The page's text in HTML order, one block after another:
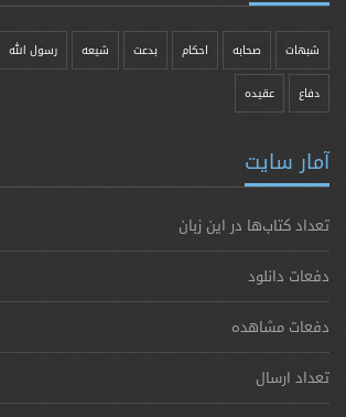
شبهات صحابه احکام بدعت شیعه رسول الله
دفاع عقیده
آمار سایت
تعداد کتاب‌ها در این زبان
دفعات دانلود
دفعات مشاهده
تعداد ارسال